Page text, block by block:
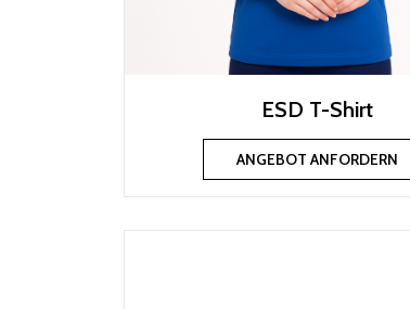
ESD T-Shirt
ANGEBOT ANFORDERN